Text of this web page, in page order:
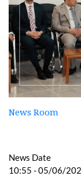
News Room
News Date